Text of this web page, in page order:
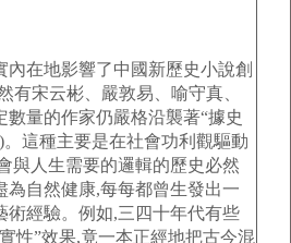
在地影響了中國新歷史小說創
有宋云彬、嚴敦易、喻守真、
量的作家仍嚴格沿襲著“據史
這種主要是在社會功利觀驅動
與人生需要的邏輯的歷史必然
為自然健康,每每都曾生發出一
術經驗。例如,三四十年代有些
性”效果,竟一本正經地把古今混